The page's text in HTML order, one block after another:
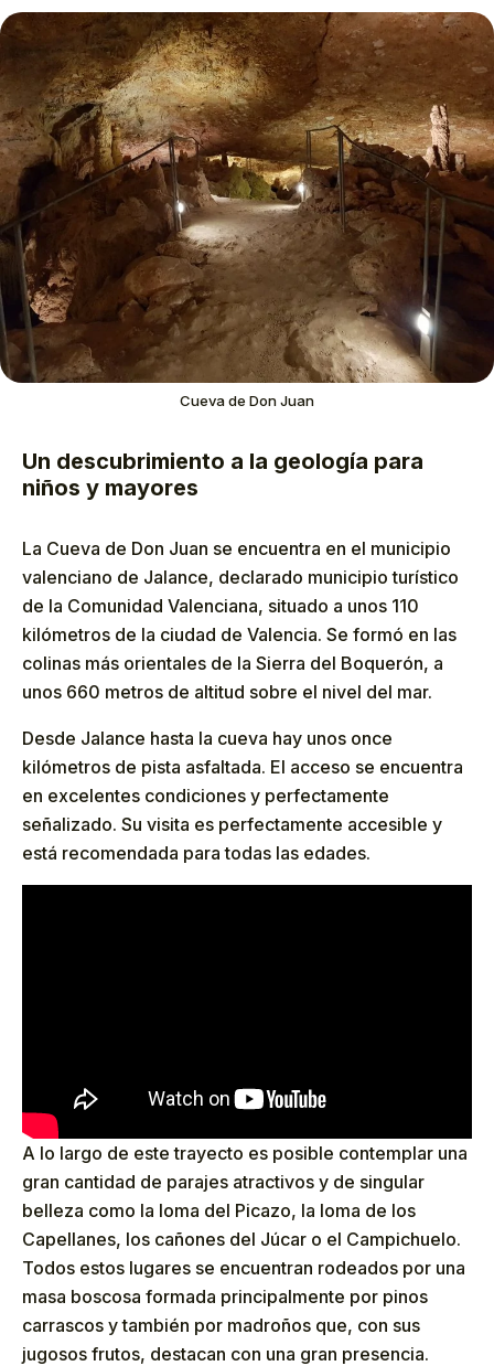
Cueva de Don Juan
Un descubrimiento a la geología para
niños y mayores
La Cueva de Don Juan se encuentra en el municipio
valenciano de Jalance, declarado municipio turístico
de la Comunidad Valenciana, situado a unos 110
kilómetros de la ciudad de Valencia. Se formó en las
colinas más orientales de la Sierra del Boquerón, a
unos 660 metros de altitud sobre el nivel del mar.
Desde Jalance hasta la cueva hay unos once
kilómetros de pista asfaltada. El acceso se encuentra
en excelentes condiciones y perfectamente
señalizado. Su visita es perfectamente accesible y
está recomendada para todas las edades.
A lo largo de este trayecto es posible contemplar una
gran cantidad de parajes atractivos y de singular
belleza como la loma del Picazo, la loma de los
Capellanes, los cañones del Júcar o el Campichuelo.
Todos estos lugares se encuentran rodeados por una
masa boscosa formada principalmente por pinos
carrascos y también por madroños que, con sus
jugosos frutos, destacan con una gran presencia.